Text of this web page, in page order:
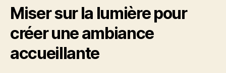
Miser sur la lumière pour
créer une ambiance
accueillante